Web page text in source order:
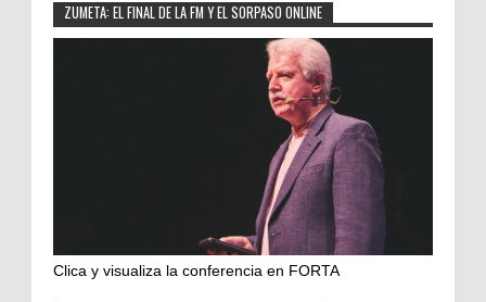
ZUMETA: EL FINAL DE LA FM Y EL SORPASO ONLINE
Clica y visualiza la conferencia en FORTA